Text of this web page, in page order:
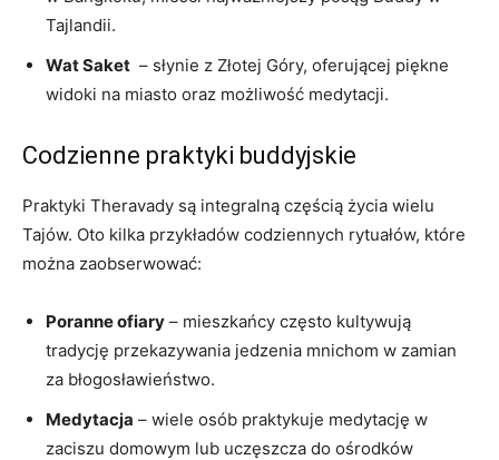
Tajlandii.
Wat Saket ‍ – słynie z Złotej Góry, ‍oferującej piękne
widoki na‍ miasto oraz możliwość medytacji.
Codzienne praktyki ⁤buddyjskie
Praktyki Theravady są integralną częścią​ życia wielu
Tajów. Oto kilka przykładów codziennych rytuałów, które
można zaobserwować:
Poranne ofiary – ⁤mieszkańcy często kultywują
tradycję przekazywania jedzenia mnichom w zamian
za błogosławieństwo.
Medytacja – wiele⁢ osób praktykuje medytację w
⁢zaciszu ⁢domowym lub ⁣uczęszcza do ośrodków‌